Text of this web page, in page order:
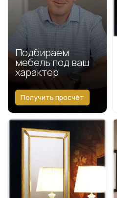
Подбираем
мебель под ваш
характер
Получить просчёт